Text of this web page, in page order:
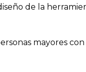
de la
mayores con